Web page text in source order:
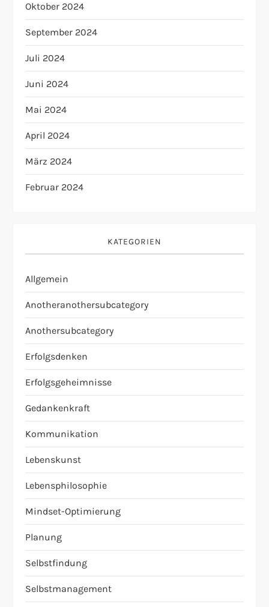
Oktober 2024
September 2024
Juli 2024
Juni 2024
Mai 2024
April 2024
März 2024
Februar 2024
KATEGORIEN
Allgemein
Anotheranothersubcategory
Anothersubcategory
Erfolgsdenken
Erfolgsgeheimnisse
Gedankenkraft
Kommunikation
Lebenskunst
Lebensphilosophie
Mindset-Optimierung
Planung
Selbstfindung
Selbstmanagement